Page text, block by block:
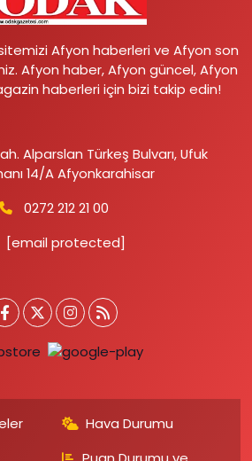
Afyon haberleri ve Afyon son
Afyon haber, Afyon güncel, Afyon
haberleri için bizi takip edin!
Alparslan Türkeş Bulvarı, Ufuk
14/A Afyonkarahisar
0272 212 21 00
[email protected]
Hava Durumu